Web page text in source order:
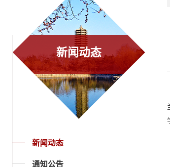
新闻动态
新闻动态
通知公告